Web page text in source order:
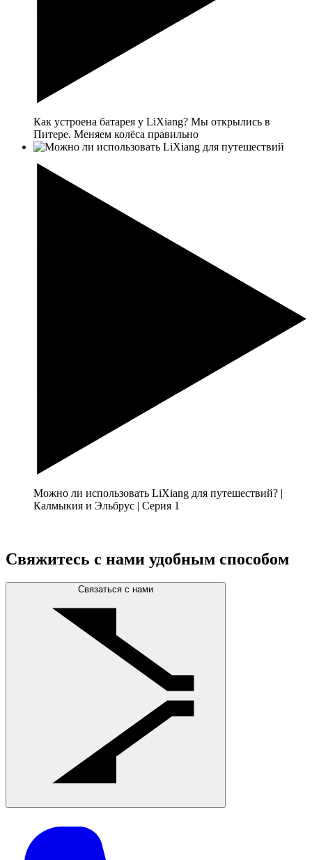
Как устроена батарея у LiXiang? Мы открылись в
Питере. Меняем колёса правильно
Можно ли использовать LiXiang для путешествий? |
Калмыкия и Эльбрус | Серия 1
Свяжитесь с нами удобным способом
Связаться с нами